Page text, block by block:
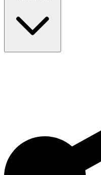
建议测试：定期兽医检查
寿命：10-14年
征和温和的性情而受到当地
代猫咪爱好者中也非常受欢